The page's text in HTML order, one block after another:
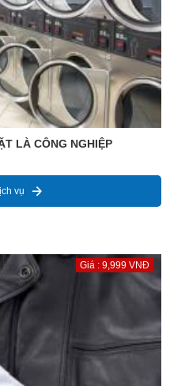
LÀ CÔNG NGHIỆP
vụ
Giá : 9,999 VNĐ